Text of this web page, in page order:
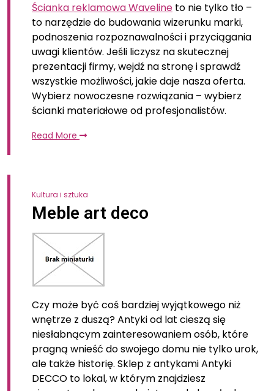
Ścianka reklamowa Waveline to nie tylko tło –
to narzędzie do budowania wizerunku marki,
podnoszenia rozpoznawalności i przyciągania
uwagi klientów. Jeśli liczysz na skutecznej
prezentacji firmy, wejdź na stronę i sprawdź
wszystkie możliwości, jakie daje nasza oferta.
Wybierz nowoczesne rozwiązania – wybierz
ścianki materiałowe od profesjonalistów.
Read More
Kultura i sztuka
Meble art deco
Czy może być coś bardziej wyjątkowego niż
wnętrze z duszą? Antyki od lat cieszą się
niesłabnącym zainteresowaniem osób, które
pragną wnieść do swojego domu nie tylko urok,
ale także historię. Sklep z antykami Antyki
DECCO to lokal, w którym znajdziesz